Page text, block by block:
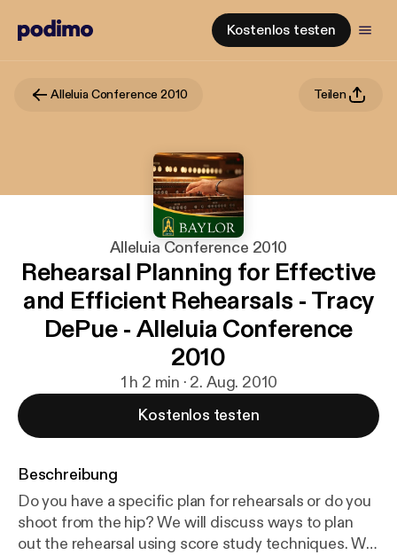
Kostenlos testen
Alleluia Conference 2010 Teilen
Alleluia Conference 2010
Rehearsal Planning for Effective
and Efficient Rehearsals - Tracy
DePue - Alleluia Conference
2010
1 h 2 min · 2. Aug. 2010
Kostenlos testen
Beschreibung
Do you have a specific plan for rehearsals or do you
shoot from the hip? We will discuss ways to plan
out the rehearsal using score study techniques. We